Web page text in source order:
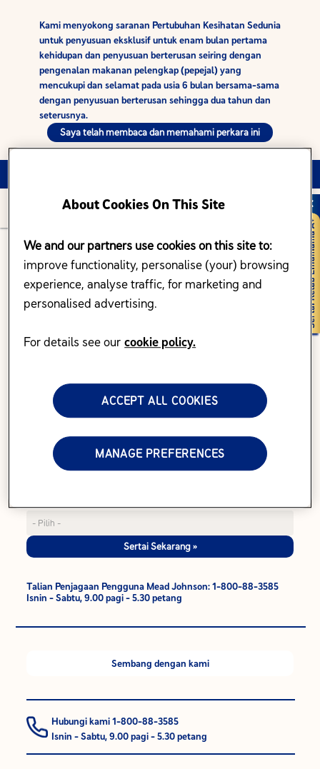
Kami menyokong saranan Pertubuhan Kesihatan Sedunia
untuk penyusuan eksklusif untuk enam bulan pertama
kehidupan dan penyusuan berterusan seiring dengan
pengenalan makanan pelengkap (pepejal) yang
mencukupi dan selamat pada usia 6 bulan bersama-sama
dengan penyusuan berterusan sehingga dua tahun dan
seterusnya.
Saya telah membaca dan memahami perkara ini
TEBUS FAEDAH EKSKLUSIF SEBAGAI
AHLI KELAB ENFAMAMA A+
Apakah jenama pilihan anda*
Tarikh Lahir Anak (Lebih daripada 1 tahun)
Sertai Sekarang »
Talian Penjagaan Pengguna Mead Johnson: 1-800-88-3585
Isnin - Sabtu, 9.00 pagi - 5.30 petang
Sembang dengan kami
Hubungi kami 1-800-88-3585
Isnin - Sabtu, 9.00 pagi - 5.30 petang
About Cookies On This Site
We and our partners use cookies on this site to:
improve functionality, personalise (your) browsing
experience, analyse traffic, for marketing and
personalised advertising.
For details see our cookie policy.
MANAGE PREFERENCES
ACCEPT ALL COOKIES